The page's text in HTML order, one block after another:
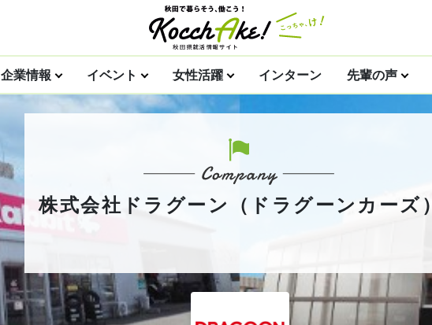
企業情報 イベント 女性活躍 インターン 先輩の声
株式会社ドラグーン（ドラグーンカーズ）